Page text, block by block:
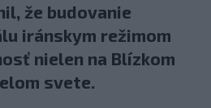
že budovanie
iránskym režimom
nielen na Blízkom
svete.